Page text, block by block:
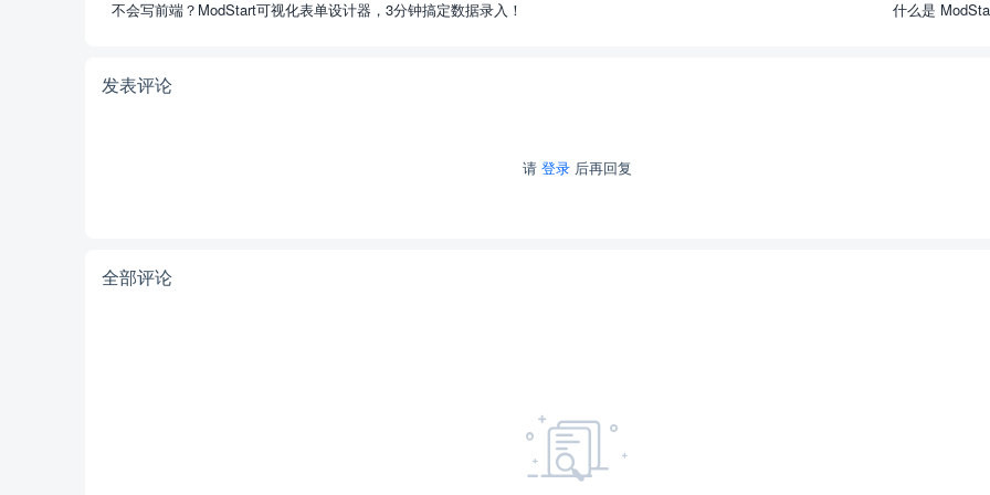
不会写前端？ModStart可视化表单设计器，3分钟搞定数据录入！ 什么是
发表评论
请 登录后再回复
全部评论